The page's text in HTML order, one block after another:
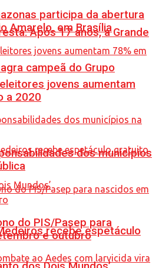
Após 17 anos, a Grande
campeã do Grupo
recebe espetáculo
participa da abertura
Amarelo, em Brasília
jovens aumentam
a 2020
dos municípios
do PIS/Pasep para
e outubro